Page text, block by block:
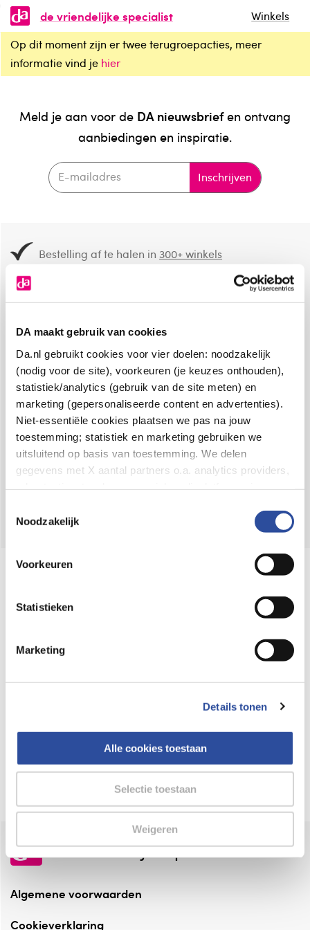
DA maakt gebruik van cookies
Da.nl gebruikt cookies voor vier doelen: noodzakelijk
(nodig voor de site), voorkeuren (je keuzes onthouden),
statistiek/analytics (gebruik van de site meten) en
marketing (gepersonaliseerde content en advertenties).
Niet-essentiële cookies plaatsen we pas na jouw
toestemming; statistiek en marketing gebruiken we
uitsluitend op basis van toestemming. We delen
gegevens met X aantal partners o.a. analytics providers,
en de bewaartermijnen per categorie. Je kunt je keuze op
gegevensverwerking staat in de
Privacyverklaring
Noodzakelijk
Voorkeuren
Statistieken
Marketing
Details tonen
Alle cookies toestaan
Selectie toestaan
Weigeren
de vriendelijke specialist
Winkels
Op dit moment zijn er twee terugroepacties, meer
informatie vind je hier
Meld je aan voor de DA nieuwsbriefen ontvang
aanbiedingen en inspiratie.
Inschrijven
Bestelling af te halen in300+ winkels
8.6 uit4.106 reviews
Over DA
Klantenservice
Assortiment
VolgDAop:
Online aanbieder medicijnen
webshop mag verkopen.
⁠Verantwoorde zorg, ⁠ook online.
Altijd onze folder bij de hand
Check onze folders ⁠bij AlleFolders.
de vriendelijke specialist
Algemene voorwaarden
Cookieverklaring